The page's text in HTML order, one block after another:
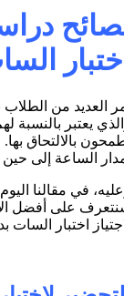
العديد من
يعتبر بالنسبة
بالالتحاق
في مقالنا
على أفضل
اختبار السات